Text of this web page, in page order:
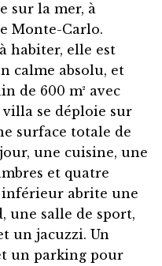
sur la mer, à
Monte-Carlo.
habiter, elle est
calme absolu, et
de 600 m² avec
se déploie sur
surface totale de
une cuisine, une
et quatre
inférieur abrite une
une salle de sport,
un jacuzzi. Un
un parking pour